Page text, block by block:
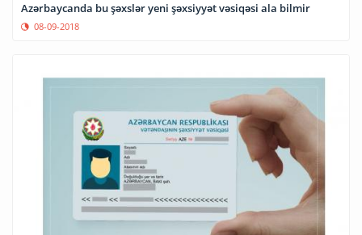
Azərbaycanda bu şəxslər yeni şəxsiyyət vəsiqəsi ala bilmir
08-09-2018